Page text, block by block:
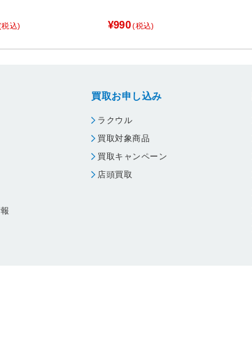
税込) ¥990(税込)
買取お申し込み
ラクウル
買取対象商品
買取キャンペーン
店頭買取